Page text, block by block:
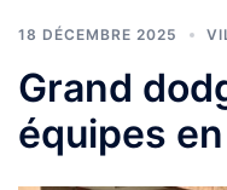
18 DÉCEMBRE 2025
Grand
équipes